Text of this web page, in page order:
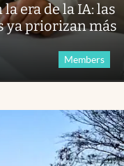
era de la IA: las
ya priorizan más
Members